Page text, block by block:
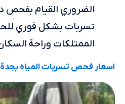
الضروري القيام بفحص
تسربات بشكل فوري
الممتلكات وراحة
اسعار فحص تسربات المياه بجدة